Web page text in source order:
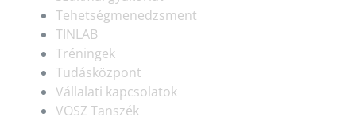
Tehetségmenedzsment
TINLAB
Tréningek
Tudásközpont
Vállalati kapcsolatok
VOSZ Tanszék